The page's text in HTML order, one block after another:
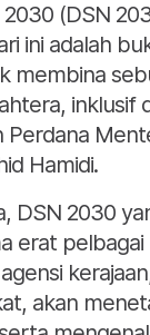
2030 (DSN
ini adalah
membina
inklusif
Perdana
Hamidi.
DSN 2030
erat
akan